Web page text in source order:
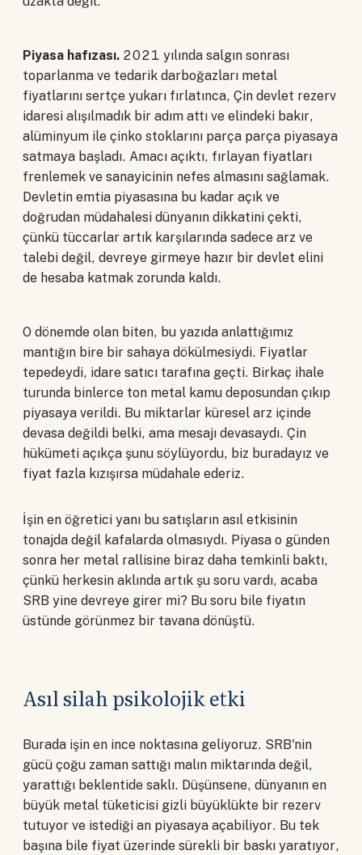
Piyasa hafızası. 2021 yılında salgın sonrası
toparlanma ve tedarik darboğazları metal
fiyatlarını sertçe yukarı fırlatınca, Çin devlet rezerv
idaresi alışılmadık bir adım attı ve elindeki bakır,
alüminyum ile çinko stoklarını parça parça piyasaya
satmaya başladı. Amacı açıktı, fırlayan fiyatları
frenlemek ve sanayicinin nefes almasını sağlamak.
Devletin emtia piyasasına bu kadar açık ve
doğrudan müdahalesi dünyanın dikkatini çekti,
çünkü tüccarlar artık karşılarında sadece arz ve
talebi değil, devreye girmeye hazır bir devlet elini
de hesaba katmak zorunda kaldı.
O dönemde olan biten, bu yazıda anlattığımız
mantığın bire bir sahaya dökülmesiydi. Fiyatlar
tepedeydi, idare satıcı tarafına geçti. Birkaç ihale
turunda binlerce ton metal kamu deposundan çıkıp
piyasaya verildi. Bu miktarlar küresel arz içinde
devasa değildi belki, ama mesajı devasaydı. Çin
hükümeti açıkça şunu söylüyordu, biz buradayız ve
fiyat fazla kızışırsa müdahale ederiz.
İşin en öğretici yanı bu satışların asıl etkisinin
tonajda değil kafalarda olmasıydı. Piyasa o günden
sonra her metal rallisine biraz daha temkinli baktı,
çünkü herkesin aklında artık şu soru vardı, acaba
SRB yine devreye girer mi? Bu soru bile fiyatın
üstünde görünmez bir tavana dönüştü.
Asıl silah psikolojik etki
Burada işin en ince noktasına geliyoruz. SRB'nin
gücü çoğu zaman sattığı malın miktarında değil,
yarattığı beklentide saklı. Düşünsene, dünyanın en
büyük metal tüketicisi gizli büyüklükte bir rezerv
tutuyor ve istediği an piyasaya açabiliyor. Bu tek
başına bile fiyat üzerinde sürekli bir baskı yaratıyor,